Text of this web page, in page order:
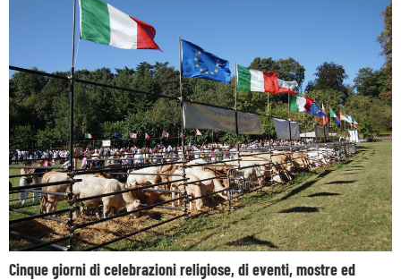
Cinque giorni di celebrazioni religiose, di eventi, mostre ed